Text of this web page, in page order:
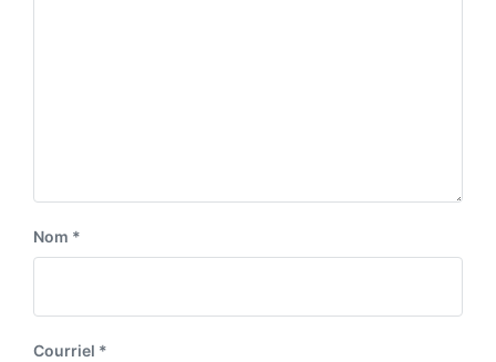
Nom *
Courriel *